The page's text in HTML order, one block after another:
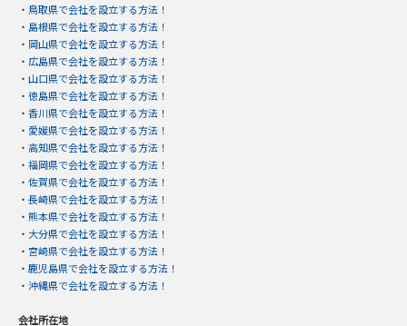
・ 鳥取県で会社を設立する方法！
・ 島根県で会社を設立する方法！
・ 岡山県で会社を設立する方法！
・ 広島県で会社を設立する方法！
・ 山口県で会社を設立する方法！
・ 徳島県で会社を設立する方法！
・ 香川県で会社を設立する方法！
・ 愛媛県で会社を設立する方法！
・ 高知県で会社を設立する方法！
・ 福岡県で会社を設立する方法！
・ 佐賀県で会社を設立する方法！
・ 長崎県で会社を設立する方法！
・ 熊本県で会社を設立する方法！
・ 大分県で会社を設立する方法！
・ 宮崎県で会社を設立する方法！
・ 鹿児島県で会社を設立する方法！
・ 沖縄県で会社を設立する方法！
会社所在地